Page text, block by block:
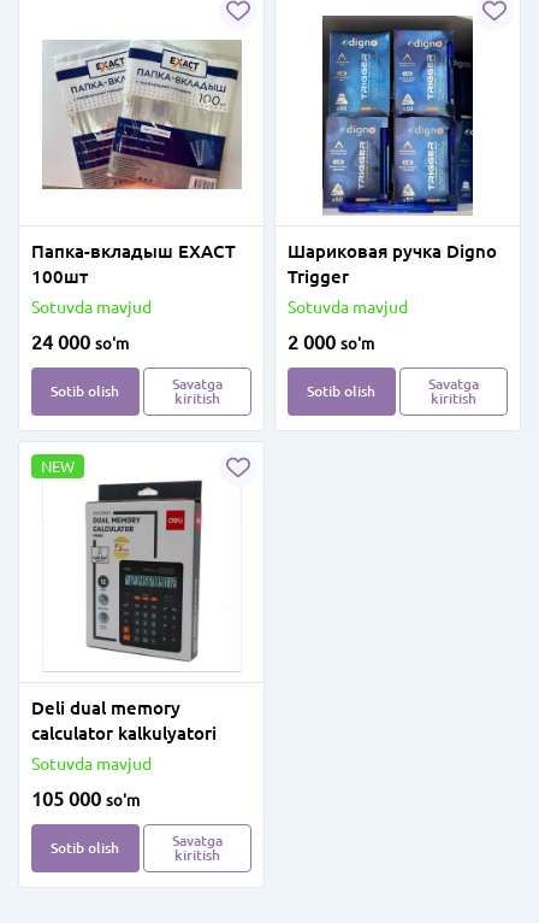
Папка-вкладыш EXACT
100шт
Sotuvda mavjud
24 000 so'm
Sotib olish
Savatga
kiritish
Шариковая ручка Digno
Trigger
Sotuvda mavjud
2 000 so'm
Sotib olish
Savatga
kiritish
NEW
Deli dual memory
calculator kalkulyatori
Sotuvda mavjud
105 000 so'm
Sotib olish
Savatga
kiritish